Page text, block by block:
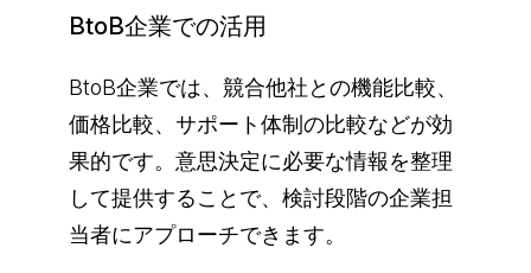
BtoB企業での活用
BtoB企業では、競合他社との機能比較、
価格比較、サポート体制の比較などが効
果的です。意思決定に必要な情報を整理
して提供することで、検討段階の企業担
当者にアプローチできます。